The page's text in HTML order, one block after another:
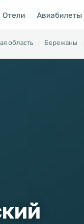
Отели Авиабилеты
область Бережаны